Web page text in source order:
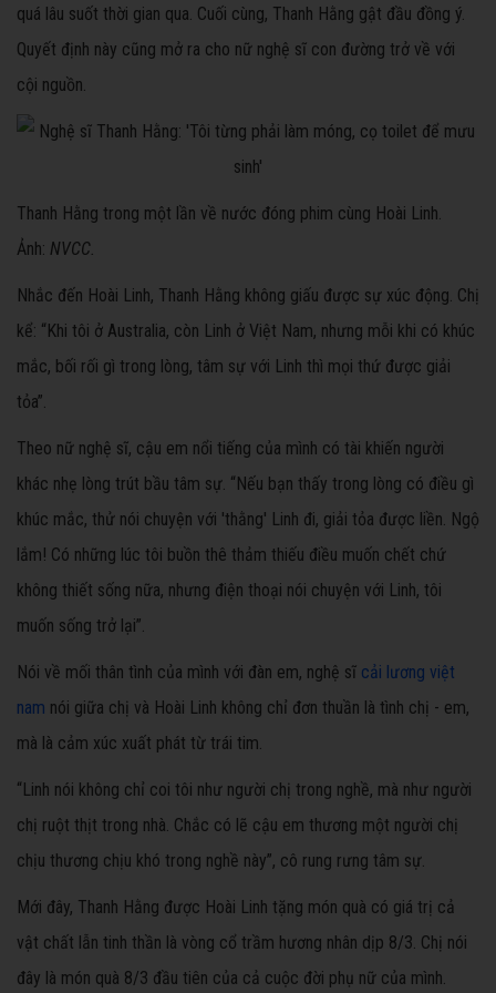
quá lâu suốt thời gian qua. Cuối cùng, Thanh Hằng gật đầu đồng ý.
Quyết định này cũng mở ra cho nữ nghệ sĩ con đường trở về với
cội nguồn.
Thanh Hằng trong một lần về nước đóng phim cùng Hoài Linh.
Ảnh: NVCC.
Nhắc đến Hoài Linh, Thanh Hằng không giấu được sự xúc động. Chị
kể: “Khi tôi ở Australia, còn Linh ở Việt Nam, nhưng mỗi khi có khúc
mắc, bối rối gì trong lòng, tâm sự với Linh thì mọi thứ được giải
tỏa”.
Theo nữ nghệ sĩ, cậu em nổi tiếng của mình có tài khiến người
khác nhẹ lòng trút bầu tâm sự. “Nếu bạn thấy trong lòng có điều gì
khúc mắc, thử nói chuyện với 'thằng' Linh đi, giải tỏa được liền. Ngộ
lắm! Có những lúc tôi buồn thê thảm thiếu điều muốn chết chứ
không thiết sống nữa, nhưng điện thoại nói chuyện với Linh, tôi
muốn sống trở lại”.
Nói về mối thân tình của mình với đàn em, nghệ sĩ cải lương việt
nam nói giữa chị và Hoài Linh không chỉ đơn thuần là tình chị - em,
mà là cảm xúc xuất phát từ trái tim.
“Linh nói không chỉ coi tôi như người chị trong nghề, mà như người
chị ruột thịt trong nhà. Chắc có lẽ cậu em thương một người chị
chịu thương chịu khó trong nghề này”, cô rung rưng tâm sự.
Mới đây, Thanh Hằng được Hoài Linh tặng món quà có giá trị cả
vật chất lẫn tinh thần là vòng cổ trầm hương nhân dịp 8/3. Chị nói
đây là món quà 8/3 đầu tiên của cả cuộc đời phụ nữ của mình.